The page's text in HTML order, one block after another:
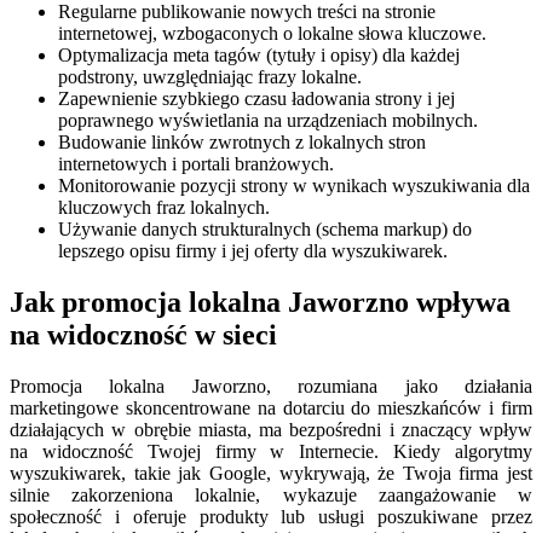
Regularne publikowanie nowych treści na stronie
internetowej, wzbogaconych o lokalne słowa kluczowe.
Optymalizacja meta tagów (tytuły i opisy) dla każdej
podstrony, uwzględniając frazy lokalne.
Zapewnienie szybkiego czasu ładowania strony i jej
poprawnego wyświetlania na urządzeniach mobilnych.
Budowanie linków zwrotnych z lokalnych stron
internetowych i portali branżowych.
Monitorowanie pozycji strony w wynikach wyszukiwania dla
kluczowych fraz lokalnych.
Używanie danych strukturalnych (schema markup) do
lepszego opisu firmy i jej oferty dla wyszukiwarek.
Jak promocja lokalna Jaworzno wpływa
na widoczność w sieci
Promocja lokalna Jaworzno, rozumiana jako działania
marketingowe skoncentrowane na dotarciu do mieszkańców i firm
działających w obrębie miasta, ma bezpośredni i znaczący wpływ
na widoczność Twojej firmy w Internecie. Kiedy algorytmy
wyszukiwarek, takie jak Google, wykrywają, że Twoja firma jest
silnie zakorzeniona lokalnie, wykazuje zaangażowanie w
społeczność i oferuje produkty lub usługi poszukiwane przez